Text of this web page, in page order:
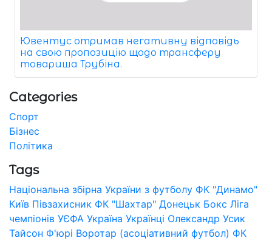
Ювентус отримав негативну відповідь
на свою пропозицію щодо трансферу
товариша Трубіна.
Categories
Спорт
Бізнес
Політика
Tags
Національна збірна України з футболу ФК "Динамо"
Київ Півзахисник ФК "Шахтар" Донецьк Бокс Ліга
чемпіонів УЄФА Україна Українці Олександр Усик
Тайсон Ф'юрі Воротар (асоціативний футбол) ФК